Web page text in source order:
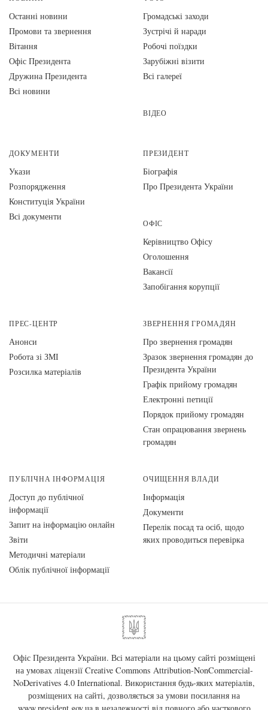
Останні новини
Промови та звернення
Вiтання
Офіс Президента
Дружина Президента
Всі новини
Громадські заходи
Зустрічі й наради
Робочі поїздки
Зарубіжні візити
Всі галереї
ВІДЕО
ДОКУМЕНТИ
Укази
Розпорядження
Конституція України
Всі документи
ПРЕЗИДЕНТ
Біографія
Про Президента України
ОФІС
Керівництво Офісу
Оголошення
Вакансії
Запобігання корупції
ПРЕС-ЦЕНТР
Анонси
Робота зі ЗМІ
Розсилка матеріалів
ЗВЕРНЕННЯ ГРОМАДЯН
Про звернення громадян
Зразок звернення громадян до
Президента України
Графік прийому громадян
Електронні петиції
Порядок прийому громадян
Стан опрацювання звернень
громадян
ПУБЛІЧНА ІНФОРМАЦІЯ
Доступ до публічної
інформації
Запит на інформацію онлайн
Звіти
Методичні матеріали
Облік публічної інформації
ОЧИЩЕННЯ ВЛАДИ
Інформація
Документи
Перелік посад та осіб, щодо
яких проводиться перевірка
Офіс Президента України. Всі матеріали на цьому сайті розміщені
на умовах ліцензії Creative Commons Attribution-NonCommercial-
NoDerivatives 4.0 International. Використання будь-яких матеріалів,
розміщених на сайті, дозволяється за умови посилання на